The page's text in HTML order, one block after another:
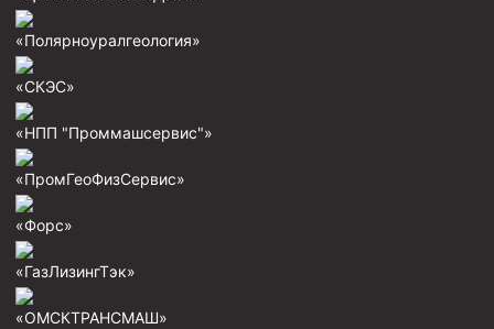
«Полярноуралгеология»
«СКЭС»
«НПП "Проммашсервис"»
«ПромГеоФизСервис»
«Форс»
«ГазЛизингТэк»
«ОМСКТРАНСМАШ»